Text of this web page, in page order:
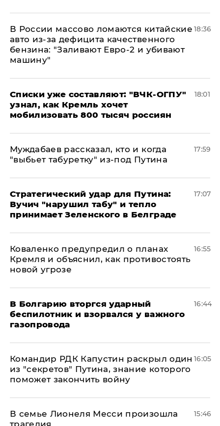
В России массово ломаются китайские
авто из-за дефицита качественного
бензина: "Заливают Евро-2 и убивают
машину"
18:36
Списки уже составляют: "ВЧК-ОГПУ"
узнал, как Кремль хочет
мобилизовать 800 тысяч россиян
18:01
Муждабаев рассказал, кто и когда
"выбьет табуретку" из-под Путина
17:59
Стратегический удар для Путина:
Вучич "нарушил табу" и тепло
принимает Зеленского в Белграде
17:07
Коваленко предупредил о планах
Кремля и объяснил, как противостоять
новой угрозе
16:55
В Болгарию вторгся ударный
беспилотник и взорвался у важного
газопровода
16:44
Командир РДК Капустин раскрыл один
из "секретов" Путина, знание которого
поможет закончить войну
16:05
В семье Лионеля Месси произошла
трагедия
15:46